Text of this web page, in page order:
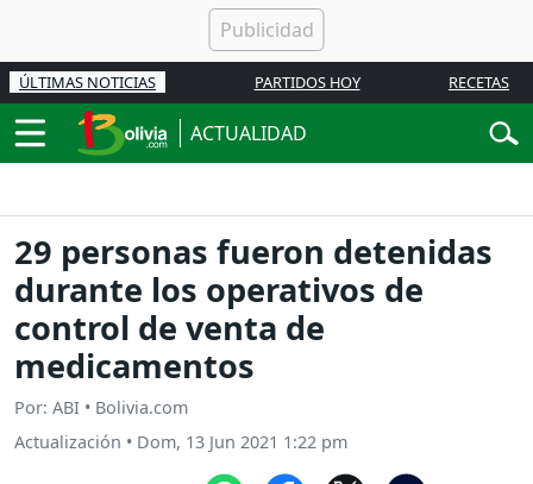
ÚLTIMAS NOTICIAS PARTIDOS HOY RECETAS
ACTUALIDAD
29 personas fueron detenidas
durante los operativos de
control de venta de
medicamentos
Por: ABI • Bolivia.com
Actualización • Dom, 13 Jun 2021 1:22 pm